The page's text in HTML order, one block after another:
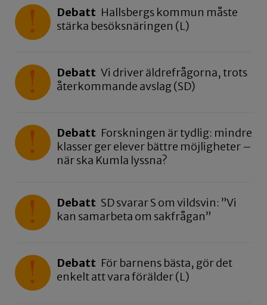
Debatt Hallsbergs kommun måste
stärka besöksnäringen (L)
Debatt Vi driver äldrefrågorna, trots
återkommande avslag (SD)
Debatt Forskningen är tydlig: mindre
klasser ger elever bättre möjligheter –
när ska Kumla lyssna?
Debatt SD svarar S om vildsvin: ”Vi
kan samarbeta om sakfrågan”
Debatt För barnens bästa, gör det
enkelt att vara förälder (L)